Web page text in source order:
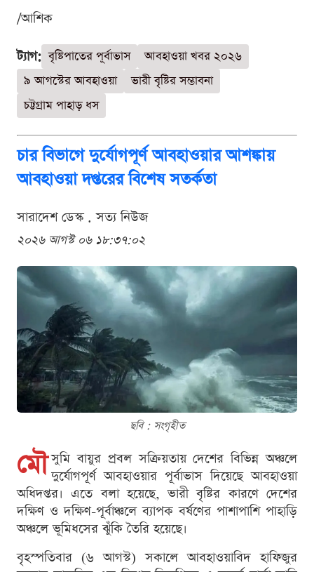
/আশিক
ট্যাগ: বৃষ্টিপাতের পূর্বাভাস
আবহাওয়া খবর ২০২৬
৯ আগস্টের আবহাওয়া
ভারী বৃষ্টির সম্ভাবনা
চট্টগ্রাম পাহাড় ধস
চার বিভাগে দুর্যোগপূর্ণ আবহাওয়ার আশঙ্কায়
আবহাওয়া দপ্তরের বিশেষ সতর্কতা
সারাদেশ ডেস্ক . সত্য নিউজ
২০২৬ আগস্ট ০৬ ১৮:৩৭:০২
ছবি : সংগৃহীত
মৌ সুমি বায়ুর প্রবল সক্রিয়তায় দেশের বিভিন্ন অঞ্চলে
দুর্যোগপূর্ণ আবহাওয়ার পূর্বাভাস দিয়েছে আবহাওয়া
অধিদপ্তর। এতে বলা হয়েছে, ভারী বৃষ্টির কারণে দেশের
দক্ষিণ ও দক্ষিণ-পূর্বাঞ্চলে ব্যাপক বর্ষণের পাশাপাশি পাহাড়ি
অঞ্চলে ভূমিধসের ঝুঁকি তৈরি হয়েছে।
বৃহস্পতিবার (৬ আগস্ট) সকালে আবহাওয়াবিদ হাফিজুর